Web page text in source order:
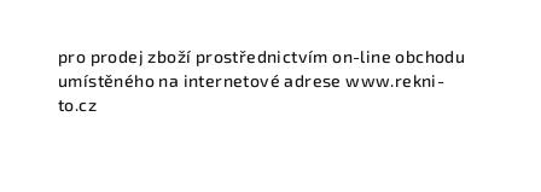
pro prodej zboží prostřednictvím on-line obchodu
umístěného na internetové adrese www.rekni-
to.cz